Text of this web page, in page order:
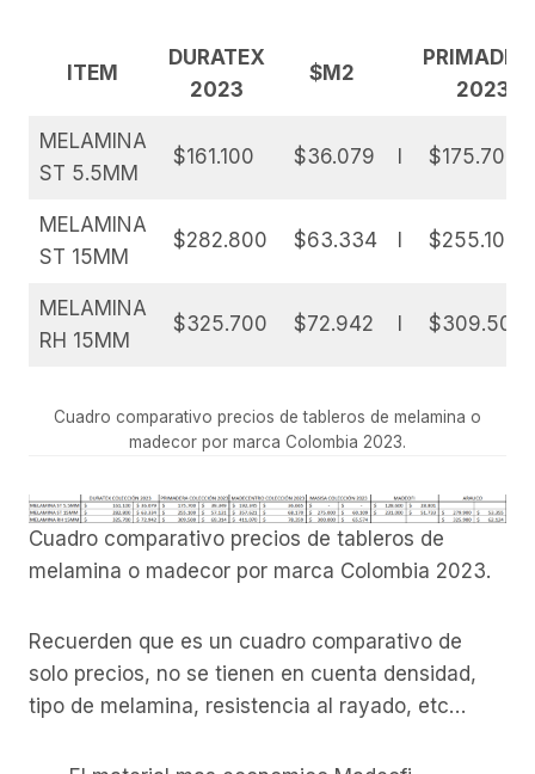
ITEM
DURATEX
2023
$M2
2023
MELAMINA
ST 5.5MM
$161.100 $36.079 I $175.700
MELAMINA
ST 15MM
$282.800 $63.334 I $255.100
MELAMINA
RH 15MM
$325.700 $72.942 I $309.500
Cuadro comparativo precios de tableros de melamina o
madecor por marca Colombia 2023.
Cuadro comparativo precios de tableros de
melamina o madecor por marca Colombia 2023.
Recuerden que es un cuadro comparativo de
solo precios, no se tienen en cuenta densidad,
tipo de melamina, resistencia al rayado, etc…